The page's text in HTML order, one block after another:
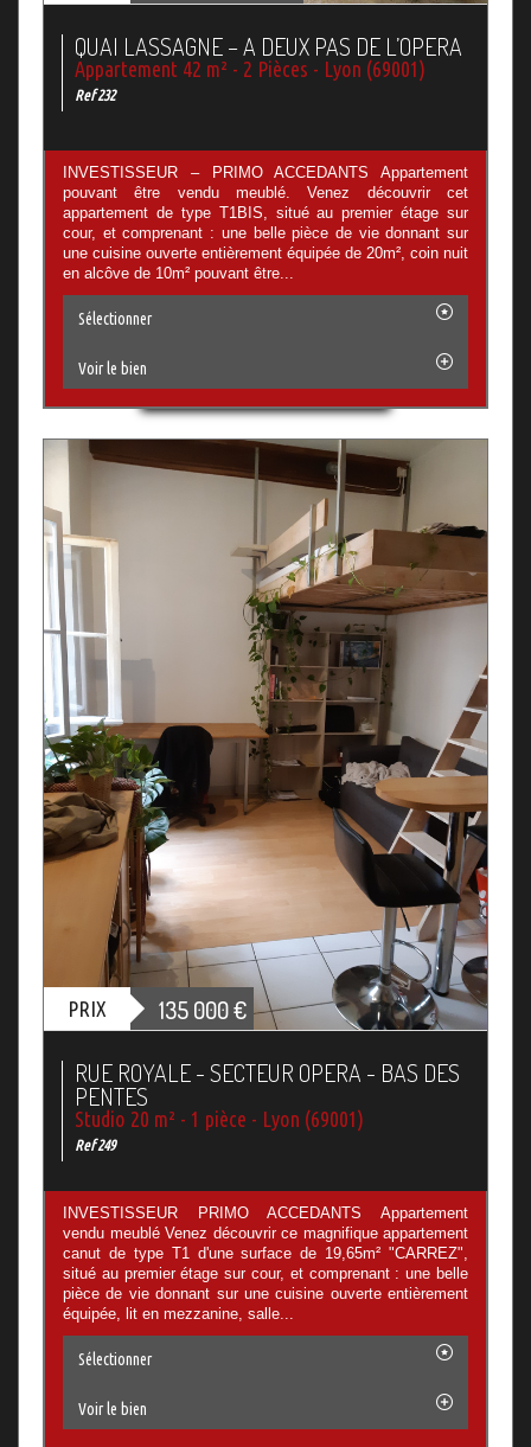
QUAI LASSAGNE – A DEUX PAS DE L’OPERA
Appartement 42 m² - 2 Pièces - Lyon (69001)
Ref 232
INVESTISSEUR – PRIMO ACCEDANTS Appartement
pouvant être vendu meublé. Venez découvrir cet
appartement de type T1BIS, situé au premier étage sur
cour, et comprenant : une belle pièce de vie donnant sur
une cuisine ouverte entièrement équipée de 20m², coin nuit
en alcôve de 10m² pouvant être...
Sélectionner
Voir le bien
PRIX 135 000€
RUE ROYALE - SECTEUR OPERA - BAS DES
PENTES
Studio 20 m² - 1 pièce - Lyon (69001)
Ref 249
INVESTISSEUR PRIMO ACCEDANTS Appartement
vendu meublé Venez découvrir ce magnifique appartement
canut de type T1 d'une surface de 19,65m² "CARREZ",
situé au premier étage sur cour, et comprenant : une belle
pièce de vie donnant sur une cuisine ouverte entièrement
équipée, lit en mezzanine, salle...
Sélectionner
Voir le bien